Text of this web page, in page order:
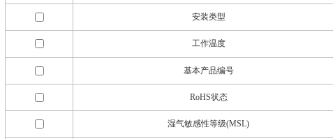
安装类型
工作温度
基本产品编号
RoHS状态
湿气敏感性等级(MSL)